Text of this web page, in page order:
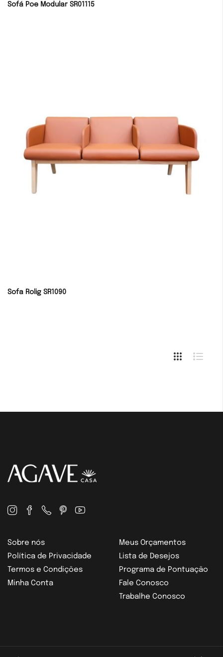
Sofá Poe Modular SR01115
Sofa Rolig SR1090
Sobre nós
Política de Privacidade
Termos e Condições
Minha Conta
Meus Orçamentos
Lista de Desejos
Programa de Pontuação
Fale Conosco
Trabalhe Conosco